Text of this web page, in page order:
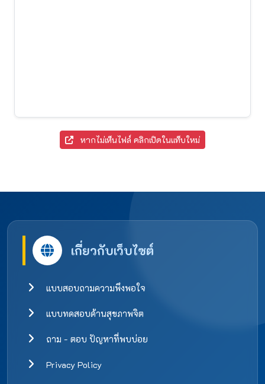
หากไม่เห็นไฟล์ คลิกเปิดในแท็บใหม่
เกี่ยวกับเว็บไซต์
แบบสอบถามความพึงพอใจ
แบบทดสอบด้านสุขภาพจิต
ถาม - ตอบ ปัญหาที่พบบ่อย
Privacy Policy